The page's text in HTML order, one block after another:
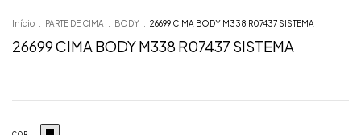
Início . PARTE DE CIMA . BODY . 26699 CIMA BODY M338 R07437 SISTEMA
26699 CIMA BODY M338 R07437 SISTEMA